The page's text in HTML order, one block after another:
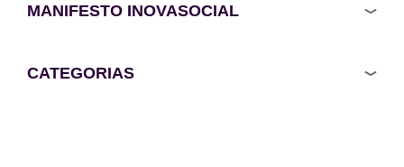
MANIFESTO INOVASOCIAL
CATEGORIAS